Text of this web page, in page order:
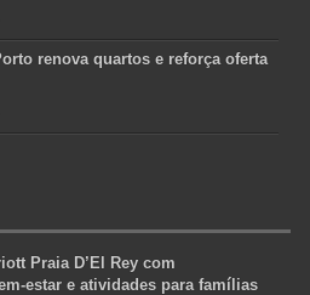
renova quartos e reforça oferta
Praia D’El Rey com
estar e atividades para famílias